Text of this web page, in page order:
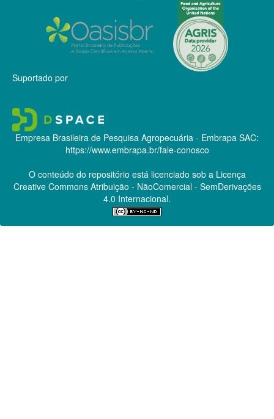
Suportado por
Empresa Brasileira de Pesquisa Agropecuária - Embrapa SAC:
https://www.embrapa.br/fale-conosco
O conteúdo do repositório está licenciado sob a Licença
Creative CommonsAtribuição - NãoComercial - SemDerivações
4.0 Internacional.